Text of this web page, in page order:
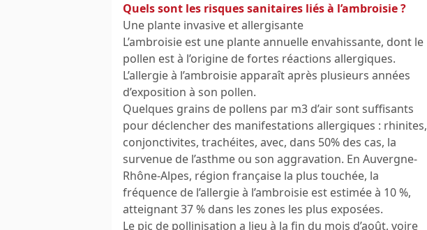
Quels sont les risques sanitaires liés à l’ambroisie ?
Une plante invasive et allergisante
L’ambroisie est une plante annuelle envahissante, dont le
pollen est à l’origine de fortes réactions allergiques.
L’allergie à l’ambroisie apparaît après plusieurs années
d’exposition à son pollen.
Quelques grains de pollens par m3 d’air sont suffisants
pour déclencher des manifestations allergiques : rhinites,
conjonctivites, trachéites, avec, dans 50% des cas, la
survenue de l’asthme ou son aggravation. En Auvergne-
Rhône-Alpes, région française la plus touchée, la
fréquence de l’allergie à l’ambroisie est estimée à 10 %,
atteignant 37 % dans les zones les plus exposées.
Le pic de pollinisation a lieu à la fin du mois d’août, voire